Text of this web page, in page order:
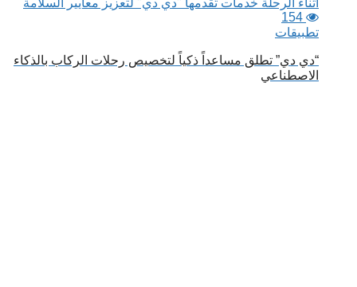
154
تطبيقات
“دي دي” تطلق مساعداً ذكياً لتخصيص رحلات الركاب بالذكاء
الاصطناعي